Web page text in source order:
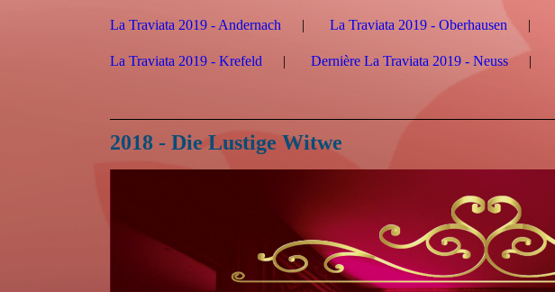
La Traviata 2019 - Andernach La Traviata 2019 - Oberhausen
La Traviata 2019 - Krefeld Dernière La Traviata 2019 - Neuss
2018 - Die Lustige Witwe